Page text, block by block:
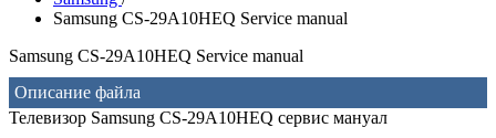
Samsung CS-29A10HEQ Service manual
Samsung CS-29A10HEQ Service manual
Описание файла
Телевизор Samsung CS-29A10HEQ сервис мануал